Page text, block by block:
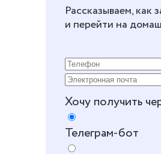
Рассказываем,
и перейти на
Хочу получить
Телеграм-бот